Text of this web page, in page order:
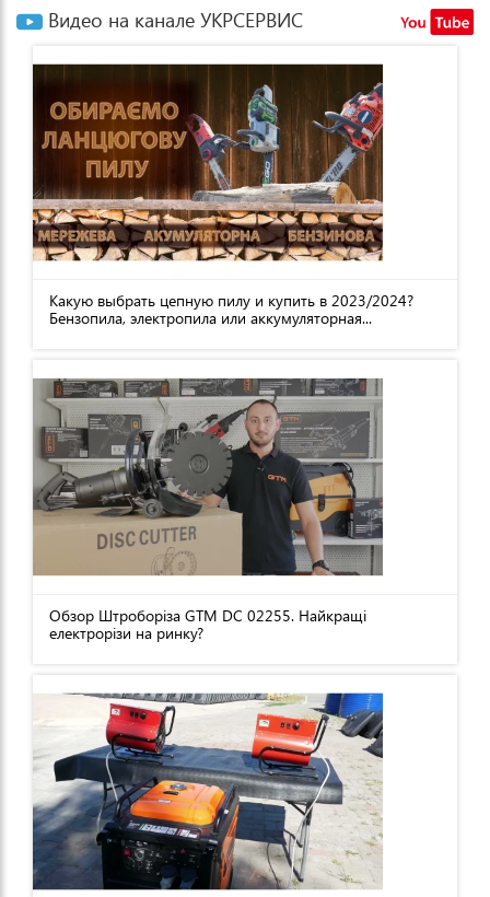
Видео на канале УКРСЕРВИС
Какую выбрать цепную пилу и купить в 2023/2024?
Бензопила, электропила или аккумуляторная...
Обзор Штроборіза GTM DC 02255. Найкращі
електрорізи на ринку?